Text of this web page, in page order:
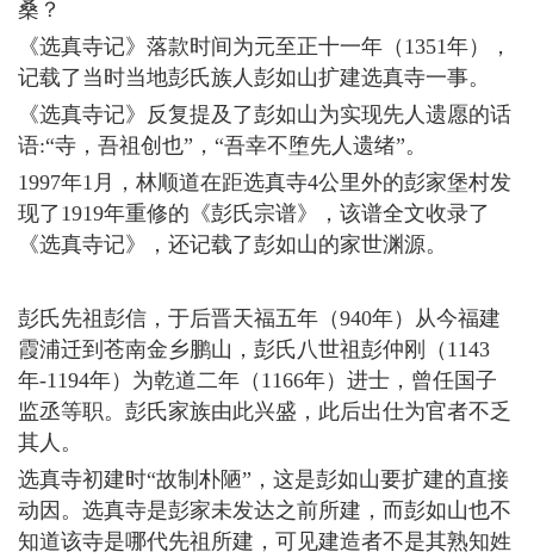
桑？
《选真寺记》落款时间为元至正十一年（1351年），
记载了当时当地彭氏族人彭如山扩建选真寺一事。
《选真寺记》反复提及了彭如山为实现先人遗愿的话
语:“寺，吾祖创也”，“吾幸不堕先人遗绪”。
1997年1月，林顺道在距选真寺4公里外的彭家堡村发
现了1919年重修的《彭氏宗谱》，该谱全文收录了
《选真寺记》，还记载了彭如山的家世渊源。
彭氏先祖彭信，于后晋天福五年（940年）从今福建
霞浦迁到苍南金乡鹏山，彭氏八世祖彭仲刚（1143
年-1194年）为乾道二年（1166年）进士，曾任国子
监丞等职。彭氏家族由此兴盛，此后出仕为官者不乏
其人。
选真寺初建时“故制朴陋”，这是彭如山要扩建的直接
动因。选真寺是彭家未发达之前所建，而彭如山也不
知道该寺是哪代先祖所建，可见建造者不是其熟知姓